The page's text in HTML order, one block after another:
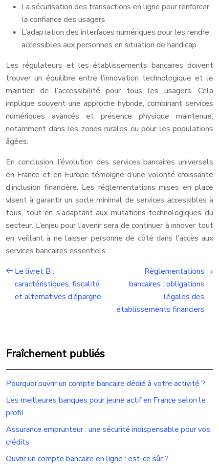
La sécurisation des transactions en ligne pour renforcer
la confiance des usagers
L’adaptation des interfaces numériques pour les rendre
accessibles aux personnes en situation de handicap
Les régulateurs et les établissements bancaires doivent
trouver un équilibre entre l’innovation technologique et le
maintien de l’accessibilité pour tous les usagers. Cela
implique souvent une approche hybride, combinant services
numériques avancés et présence physique maintenue,
notamment dans les zones rurales ou pour les populations
âgées.
En conclusion, l’évolution des services bancaires universels
en France et en Europe témoigne d’une volonté croissante
d’inclusion financière. Les réglementations mises en place
visent à garantir un socle minimal de services accessibles à
tous, tout en s’adaptant aux mutations technologiques du
secteur. L’enjeu pour l’avenir sera de continuer à innover tout
en veillant à ne laisser personne de côté dans l’accès aux
services bancaires essentiels.
Le livret B :
caractéristiques, fiscalité
et alternatives d’épargne
Règlementations
bancaires : obligations
légales des
établissements financiers
Fraîchement publiés
Pourquoi ouvrir un compte bancaire dédié à votre activité ?
Les meilleures banques pour jeune actif en France selon le
profil
Assurance emprunteur : une sécurité indispensable pour vos
crédits
Ouvrir un compte bancaire en ligne : est-ce sûr ?